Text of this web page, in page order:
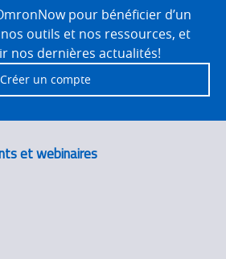
pour bénéficier d’un
outils et nos ressources, et
nos dernières actualités!
Créer un compte
et webinaires